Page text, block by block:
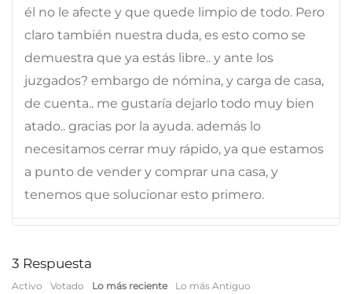
él no le afecte y que quede limpio de todo. Pero
claro también nuestra duda, es esto como se
demuestra que ya estás libre.. y ante los
juzgados? embargo de nómina, y carga de casa,
de cuenta.. me gustaría dejarlo todo muy bien
atado.. gracias por la ayuda. además lo
necesitamos cerrar muy rápido, ya que estamos
a punto de vender y comprar una casa, y
tenemos que solucionar esto primero.
3 Respuesta
Activo Votado Lo más reciente Lo más Antiguo